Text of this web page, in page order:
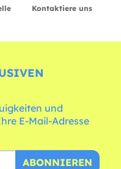
Kontaktiere uns
und
E-Mail-Adresse
ABONNIEREN